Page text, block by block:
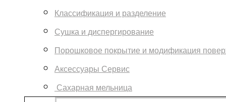
Классификация и разделение
Сушка и диспергирование
Порошковое покрытие и модификация
Аксессуары Сервис
Сахарная мельница